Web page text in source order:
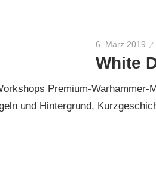
6. März 2019
White
Premium-Warhammer-
und Hintergrund,